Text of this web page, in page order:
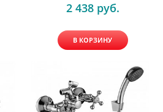
2 438 руб.
В КОРЗИНУ